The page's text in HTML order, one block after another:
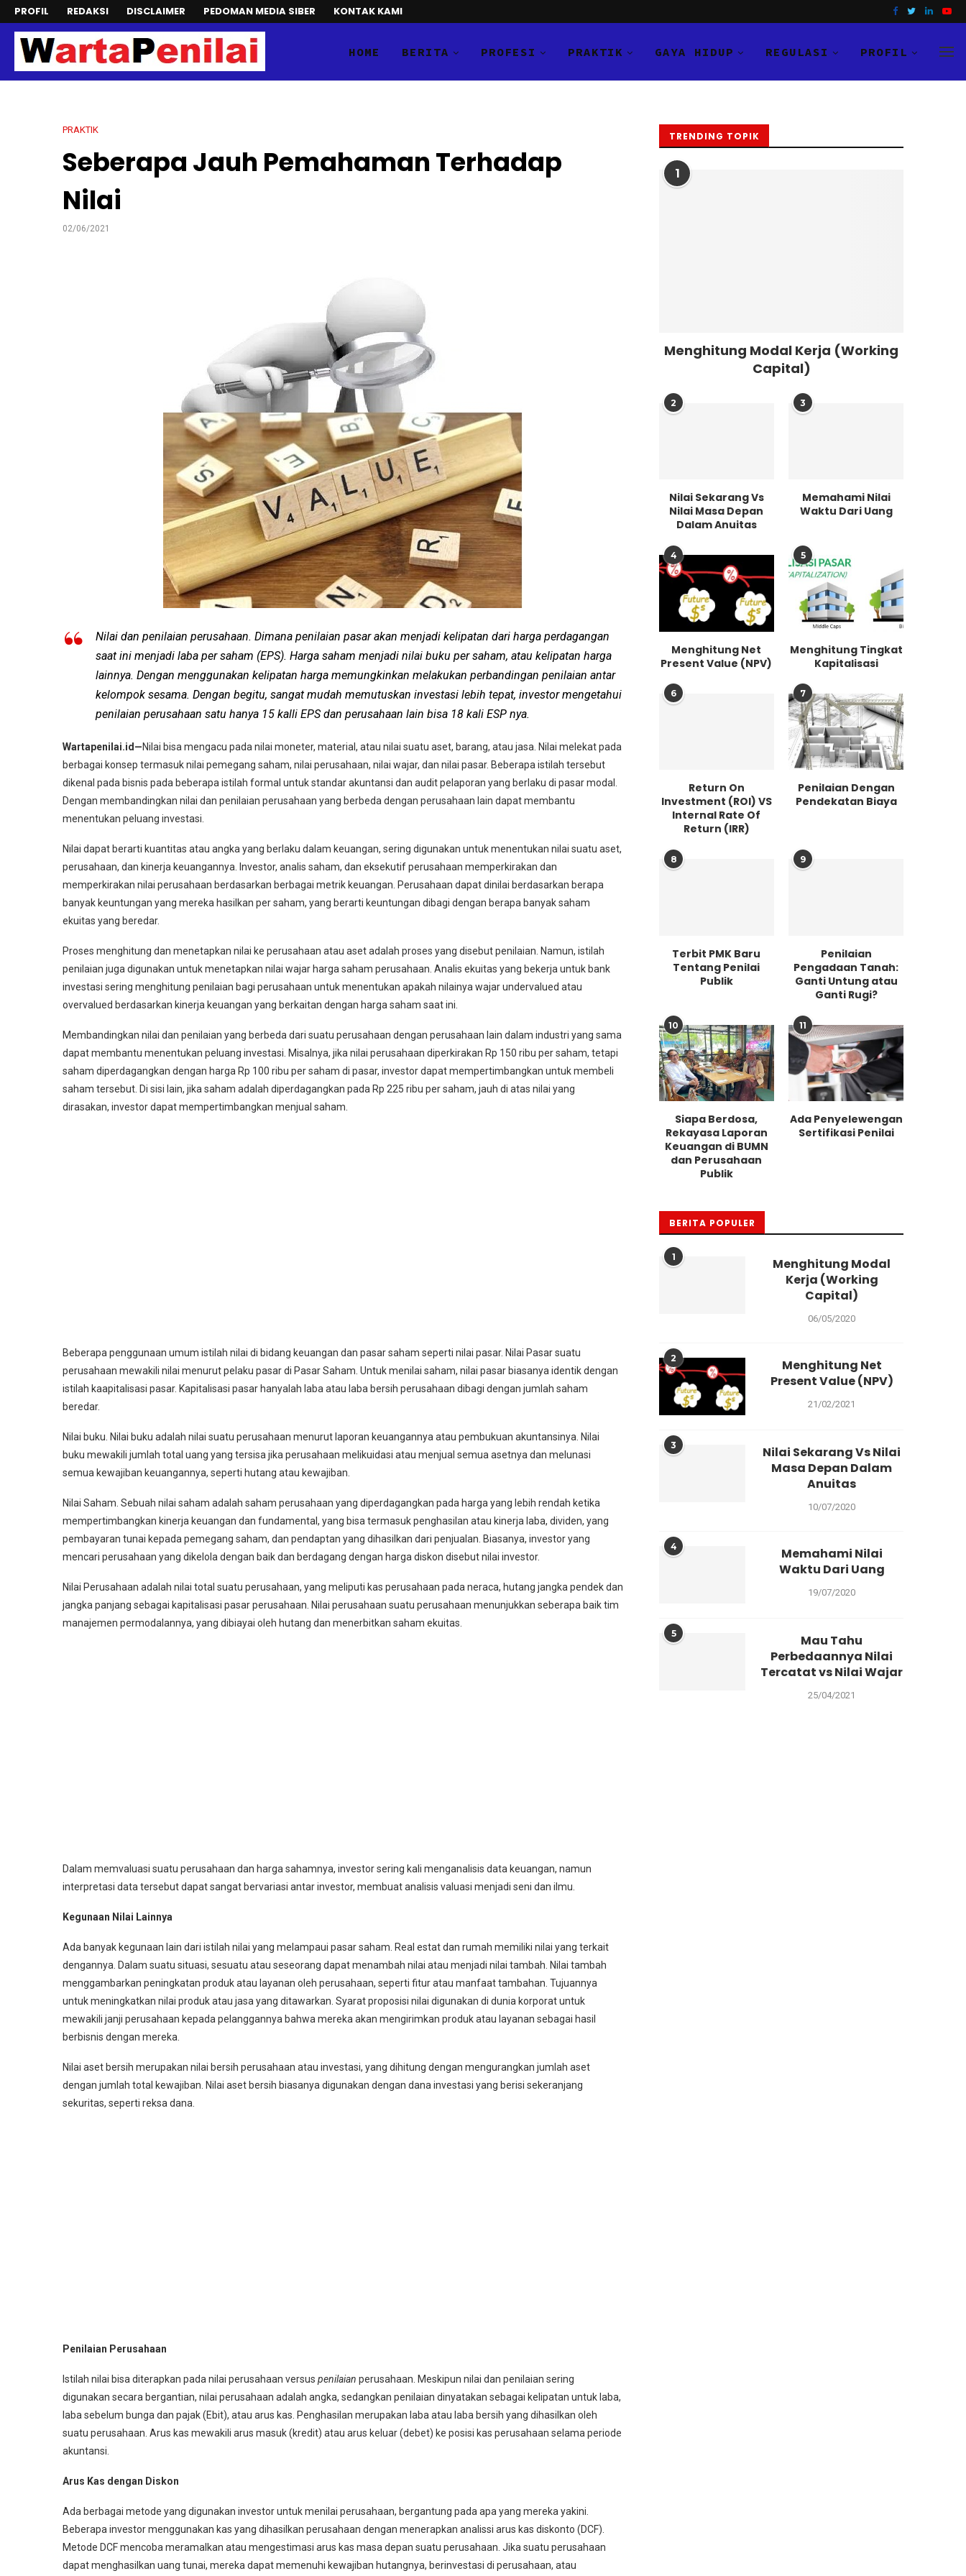
PROFIL REDAKSI DISCLAIMER PEDOMAN MEDIA SIBER KONTAK KAMI
HOME BERITA PROFESI PRAKTIK GAYA HIDUP REGULASI PROFIL
PRAKTIK
Seberapa Jauh Pemahaman Terhadap
Nilai
02/06/2021
Nilai dan penilaian perusahaan. Dimana penilaian pasar akan menjadi kelipatan dari harga perdagangan
saat ini menjadi laba per saham (EPS). Harga saham menjadi nilai buku per saham, atau kelipatan harga
lainnya. Dengan menggunakan kelipatan harga memungkinkan melakukan perbandingan penilaian antar
kelompok sesama. Dengan begitu, sangat mudah memutuskan investasi lebih tepat, investor mengetahui
penilaian perusahaan satu hanya 15 kalli EPS dan perusahaan lain bisa 18 kali ESP nya.
Wartapenilai.id—Nilai bisa mengacu pada nilai moneter, material, atau nilai suatu aset, barang, atau jasa. Nilai melekat pada
berbagai konsep termasuk nilai pemegang saham, nilai perusahaan, nilai wajar, dan nilai pasar. Beberapa istilah tersebut
dikenal pada bisnis pada beberapa istilah formal untuk standar akuntansi dan audit pelaporan yang berlaku di pasar modal.
Dengan membandingkan nilai dan penilaian perusahaan yang berbeda dengan perusahaan lain dapat membantu
menentukan peluang investasi.
Nilai dapat berarti kuantitas atau angka yang berlaku dalam keuangan, sering digunakan untuk menentukan nilai suatu aset,
perusahaan, dan kinerja keuangannya. Investor, analis saham, dan eksekutif perusahaan memperkirakan dan
memperkirakan nilai perusahaan berdasarkan berbagai metrik keuangan. Perusahaan dapat dinilai berdasarkan berapa
banyak keuntungan yang mereka hasilkan per saham, yang berarti keuntungan dibagi dengan berapa banyak saham
ekuitas yang beredar.
Proses menghitung dan menetapkan nilai ke perusahaan atau aset adalah proses yang disebut penilaian. Namun, istilah
penilaian juga digunakan untuk menetapkan nilai wajar harga saham perusahaan. Analis ekuitas yang bekerja untuk bank
investasi sering menghitung penilaian bagi perusahaan untuk menentukan apakah nilainya wajar undervalued atau
overvalued berdasarkan kinerja keuangan yang berkaitan dengan harga saham saat ini.
Membandingkan nilai dan penilaian yang berbeda dari suatu perusahaan dengan perusahaan lain dalam industri yang sama
dapat membantu menentukan peluang investasi. Misalnya, jika nilai perusahaan diperkirakan Rp 150 ribu per saham, tetapi
saham diperdagangkan dengan harga Rp 100 ribu per saham di pasar, investor dapat mempertimbangkan untuk membeli
saham tersebut. Di sisi lain, jika saham adalah diperdagangkan pada Rp 225 ribu per saham, jauh di atas nilai yang
dirasakan, investor dapat mempertimbangkan menjual saham.
Beberapa penggunaan umum istilah nilai di bidang keuangan dan pasar saham seperti nilai pasar. Nilai Pasar suatu
perusahaan mewakili nilai menurut pelaku pasar di Pasar Saham. Untuk menilai saham, nilai pasar biasanya identik dengan
istilah kaapitalisasi pasar. Kapitalisasi pasar hanyalah laba atau laba bersih perusahaan dibagi dengan jumlah saham
beredar.
Nilai buku. Nilai buku adalah nilai suatu perusahaan menurut laporan keuangannya atau pembukuan akuntansinya. Nilai
buku mewakili jumlah total uang yang tersisa jika perusahaan melikuidasi atau menjual semua asetnya dan melunasi
semua kewajiban keuangannya, seperti hutang atau kewajiban.
Nilai Saham. Sebuah nilai saham adalah saham perusahaan yang diperdagangkan pada harga yang lebih rendah ketika
mempertimbangkan kinerja keuangan dan fundamental, yang bisa termasuk penghasilan atau kinerja laba, dividen, yang
pembayaran tunai kepada pemegang saham, dan pendaptan yang dihasilkan dari penjualan. Biasanya, investor yang
mencari perusahaan yang dikelola dengan baik dan berdagang dengan harga diskon disebut nilai investor.
Nilai Perusahaan adalah nilai total suatu perusahaan, yang meliputi kas perusahaan pada neraca, hutang jangka pendek dan
jangka panjang sebagai kapitalisasi pasar perusahaan. Nilai perusahaan suatu perusahaan menunjukkan seberapa baik tim
manajemen permodalannya, yang dibiayai oleh hutang dan menerbitkan saham ekuitas.
Dalam memvaluasi suatu perusahaan dan harga sahamnya, investor sering kali menganalisis data keuangan, namun
interpretasi data tersebut dapat sangat bervariasi antar investor, membuat analisis valuasi menjadi seni dan ilmu.
Kegunaan Nilai Lainnya
Ada banyak kegunaan lain dari istilah nilai yang melampaui pasar saham. Real estat dan rumah memiliki nilai yang terkait
dengannya. Dalam suatu situasi, sesuatu atau seseorang dapat menambah nilai atau menjadi nilai tambah. Nilai tambah
menggambarkan peningkatan produk atau layanan oleh perusahaan, seperti fitur atau manfaat tambahan. Tujuannya
untuk meningkatkan nilai produk atau jasa yang ditawarkan. Syarat proposisi nilai digunakan di dunia korporat untuk
mewakili janji perusahaan kepada pelanggannya bahwa mereka akan mengirimkan produk atau layanan sebagai hasil
berbisnis dengan mereka.
Nilai aset bersih merupakan nilai bersih perusahaan atau investasi, yang dihitung dengan mengurangkan jumlah aset
dengan jumlah total kewajiban. Nilai aset bersih biasanya digunakan dengan dana investasi yang berisi sekeranjang
sekuritas, seperti reksa dana.
Penilaian Perusahaan
Istilah nilai bisa diterapkan pada nilai perusahaan versus penilaian perusahaan. Meskipun nilai dan penilaian sering
digunakan secara bergantian, nilai perusahaan adalah angka, sedangkan penilaian dinyatakan sebagai kelipatan untuk laba,
laba sebelum bunga dan pajak (Ebit), atau arus kas. Penghasilan merupakan laba atau laba bersih yang dihasilkan oleh
suatu perusahaan. Arus kas mewakili arus masuk (kredit) atau arus keluar (debet) ke posisi kas perusahaan selama periode
akuntansi.
Arus Kas dengan Diskon
Ada berbagai metode yang digunakan investor untuk menilai perusahaan, bergantung pada apa yang mereka yakini.
Beberapa investor menggunakan kas yang dihasilkan perusahaan dengan menerapkan analissi arus kas diskonto (DCF).
Metode DCF mencoba meramalkan atau mengestimasi arus kas masa depan suatu perusahaan. Jika suatu perusahaan
dapat menghasilkan uang tunai, mereka dapat memenuhi kewajiban hutangnya, berinvestasi di perusahaan, atau
TRENDING TOPIK
1
Menghitung Modal Kerja (Working
Capital)
2
Nilai Sekarang Vs
Nilai Masa Depan
Dalam Anuitas
3
Memahami Nilai
Waktu Dari Uang
4
Menghitung Net
Present Value (NPV)
5
Menghitung Tingkat
Kapitalisasi
6
Return On
Investment (ROI) VS
Internal Rate Of
Return (IRR)
7
Penilaian Dengan
Pendekatan Biaya
8
Terbit PMK Baru
Tentang Penilai
Publik
9
Penilaian
Pengadaan Tanah:
Ganti Untung atau
Ganti Rugi?
10
Siapa Berdosa,
Rekayasa Laporan
Keuangan di BUMN
dan Perusahaan
Publik
11
Ada Penyelewengan
Sertifikasi Penilai
BERITA POPULER
1
Menghitung Modal
Kerja (Working
Capital)
06/05/2020
2
Menghitung Net
Present Value (NPV)
21/02/2021
3
Nilai Sekarang Vs Nilai
Masa Depan Dalam
Anuitas
10/07/2020
4
Memahami Nilai
Waktu Dari Uang
19/07/2020
5
Mau Tahu
Perbedaannya Nilai
Tercatat vs Nilai Wajar
25/04/2021